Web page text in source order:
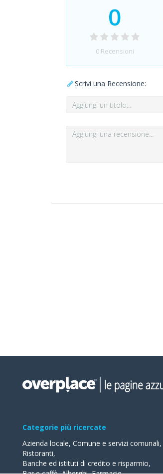
0
0Recensioni
Scrivi una Recensione:
Categorie più ricercate
Azienda locale, Comune e servizi comunali,
Ristoranti,
Banche ed istituti di credito e risparmio,